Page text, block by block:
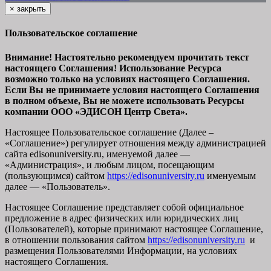
× закрыть
Пользовательское соглашение
Внимание! Настоятельно рекомендуем прочитать текст
настоящего Соглашения! Использование Ресурса
возможно только на условиях настоящего Соглашения.
Если Вы не принимаете условия настоящего Соглашения
в полном объеме, Вы не можете использовать Ресурсы
компании ООО «ЭДИСОН Центр Света».
Настоящее Пользовательское соглашение (Далее –
«Соглашение») регулирует отношения между администрацией
сайта edisonuniversity.ru, именуемой далее —
«Администрация», и любым лицом, посещающим
(пользующимся) сайтом https://edisonuniversity.ru именуемым
далее — «Пользователь».
Настоящее Соглашение представляет собой официальное
предложение в адрес физических или юридических лиц
(Пользователей), которые принимают настоящее Соглашение,
в отношении пользования сайтом https://edisonuniversity.ru и
размещения Пользователями Информации, на условиях
настоящего Соглашения.